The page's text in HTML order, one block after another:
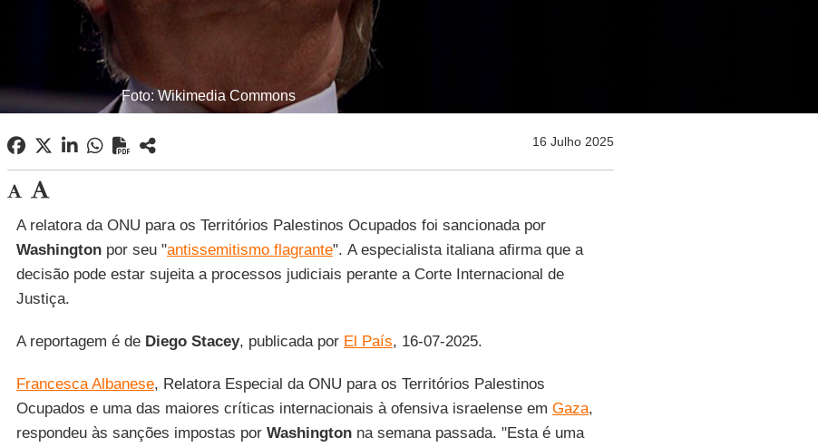
Foto: Wikimedia Commons
16 Julho 2025
A relatora da ONU para os Territórios Palestinos Ocupados foi sancionada por
Washingtonpor seu "antissemitismo flagrante". A especialista italiana afirma que a
decisão pode estar sujeita a processos judiciais perante a Corte Internacional de
Justiça.
A reportagem é de Diego Stacey, publicada por El País, 16-07-2025.
Francesca Albanese, Relatora Especial da ONU para os Territórios Palestinos
Ocupados e uma das maiores críticas internacionais à ofensiva israelense em Gaza,
respondeu às sanções impostas por Washingtonna semana passada. "Esta é uma